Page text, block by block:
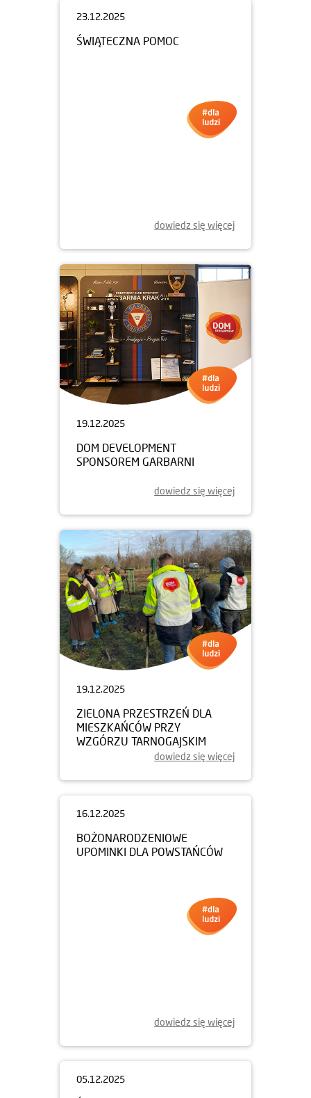
dowiedz się więcej
19.12.2025
DOM DEVELOPMENT
SPONSOREM GARBARNI
dowiedz się więcej
19.12.2025
ZIELONA PRZESTRZEŃ DLA
MIESZKAŃCÓW PRZY
WZGÓRZU TARNOGAJSKIM
dowiedz się więcej
16.12.2025
BOŻONARODZENIOWE
UPOMINKI DLA POWSTAŃCÓW
dowiedz się więcej